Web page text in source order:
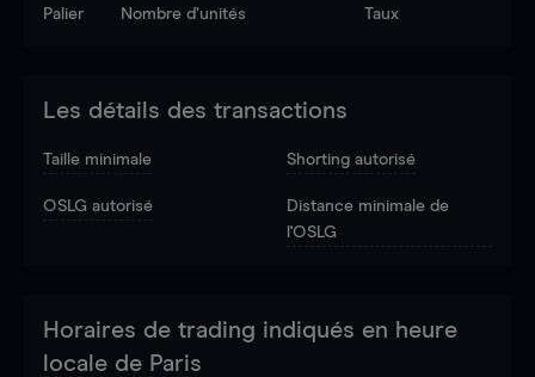
Palier Nombre d’unités Taux
Les détails des transactions
Taille minimale Shorting autorisé
OSLG autorisé
Distance minimale de
l'OSLG
Horaires de trading indiqués en heure
locale de Paris